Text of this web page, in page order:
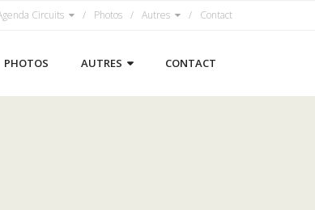
Circuits Photos Autres Contact
PHOTOS AUTRES CONTACT